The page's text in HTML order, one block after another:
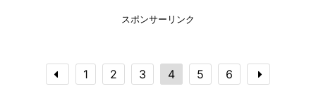
スポンサーリンク
1 2 3 4 5 6